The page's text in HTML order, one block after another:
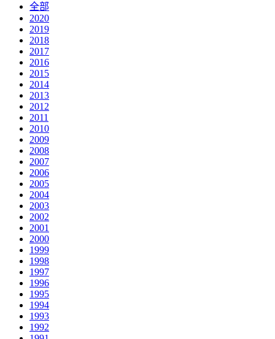
全部
2020
2019
2018
2017
2016
2015
2014
2013
2012
2011
2010
2009
2008
2007
2006
2005
2004
2003
2002
2001
2000
1999
1998
1997
1996
1995
1994
1993
1992